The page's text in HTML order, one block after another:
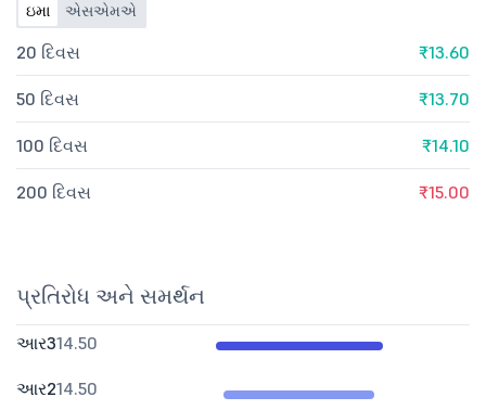
ઇમા એસએમએ
20 દિવસ ₹13.60
50 દિવસ ₹13.70
100 દિવસ ₹14.10
200 દિવસ ₹15.00
પ્રતિરોધ અને સમર્થન
આર314.50
આર214.50